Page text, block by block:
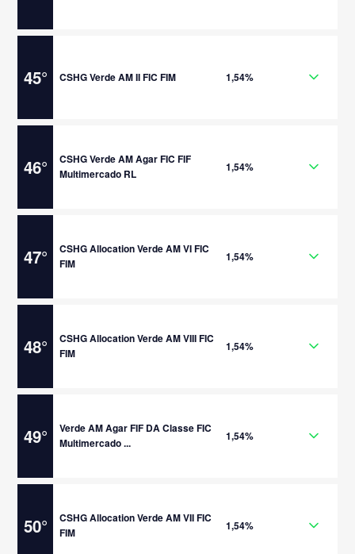
45° CSHG Verde AM II FIC FIM 1,54%
46°
CSHG Verde AM Agar FIC FIF
Multimercado RL
1,54%
47°
CSHG Allocation Verde AM VI FIC
FIM
1,54%
48°
CSHG Allocation Verde AM VIII FIC
FIM
1,54%
49°
Verde AM Agar FIF DA Classe FIC
Multimercado ...
1,54%
50°
CSHG Allocation Verde AM VII FIC
FIM
1,54%